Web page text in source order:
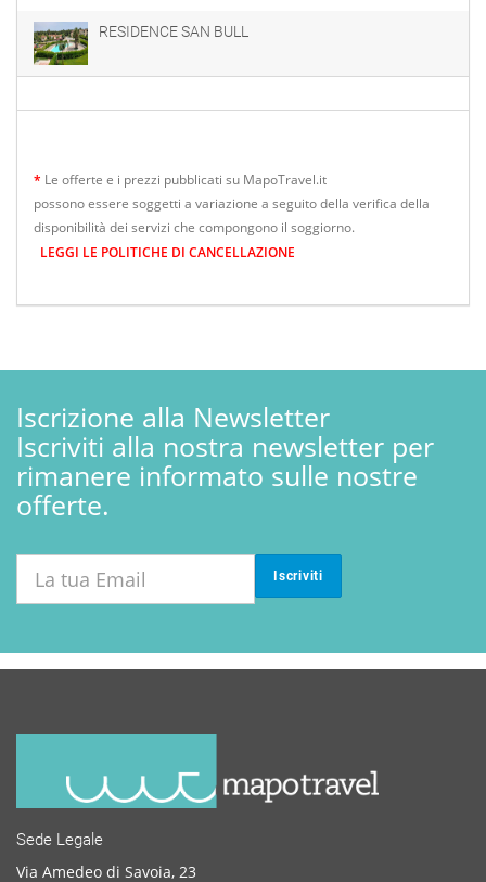
RESIDENCE SAN BULL
* Le offerte e i prezzi pubblicati su MapoTravel.it
possono essere soggetti a variazione a seguito della verifica della
disponibilità dei servizi che compongono il soggiorno.
LEGGI LE POLITICHE DI CANCELLAZIONE
Iscrizione alla Newsletter
Iscriviti alla nostra newsletter per
rimanere informato sulle nostre
offerte.
Iscriviti
Sede Legale
Via Amedeo di Savoia, 23